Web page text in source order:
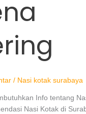
/ Nasi kotak surabaya
Info tentang
Nasi Kotak di